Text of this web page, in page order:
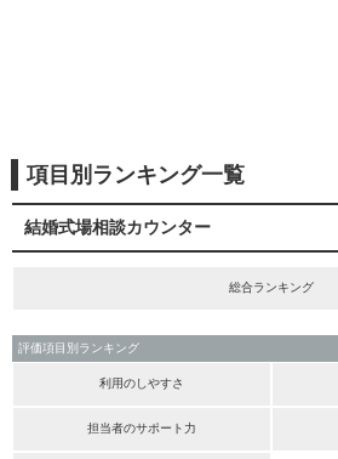
項目別ランキング一覧
結婚式場相談カウンター
総合ランキング
評価項目別ランキング
利用のしやすさ
担当者のサポート力